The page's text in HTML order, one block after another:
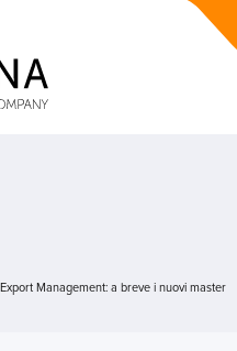
Export Management: a breve i nuovi master